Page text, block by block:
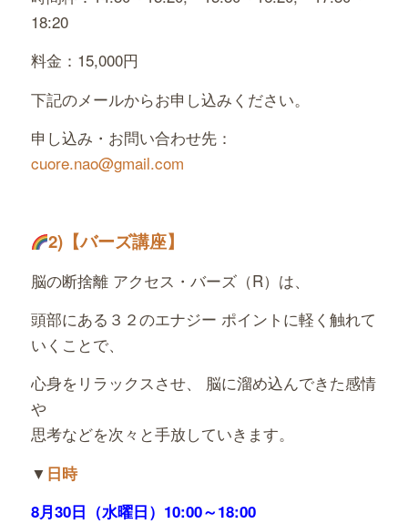
18:20
料金：15,000円
下記のメールからお申し込みください。
申し込み・お問い合わせ先：
cuore.nao@gmail.com
2)【バーズ講座】
脳の断捨離 アクセス・バーズ（R）は、
頭部にある３２のエナジー ポイントに軽く触れて
いくことで、
心身をリラックスさせ、 脳に溜め込んできた感情
や
思考などを次々と手放していきます。
▼ 日時
8月30日（水曜日） 10:00～18:00